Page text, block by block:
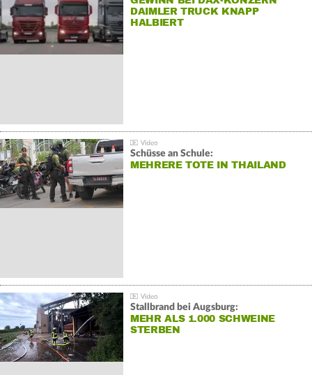
DAIMLER TRUCK KNAPP
HALBIERT
Schüsse an Schule:
MEHRERE TOTE IN THAILAND
Stallbrand bei Augsburg:
MEHR ALS 1.000 SCHWEINE
STERBEN